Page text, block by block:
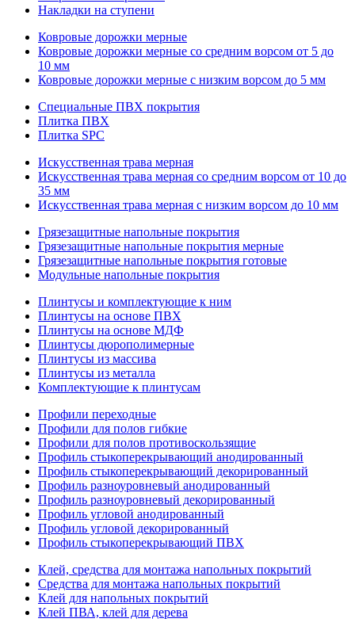
Накладки на ступени
Ковровые дорожки мерные
Ковровые дорожки мерные со средним ворсом от 5 до
10 мм
Ковровые дорожки мерные с низким ворсом до 5 мм
Специальные ПВХ покрытия
Плитка ПВХ
Плитка SPC
Искуccтвенная трава мерная
Искусственная трава мерная со средним ворсом от 10 до
35 мм
Искусственная трава мерная с низким ворсом до 10 мм
Грязезащитные напольные покрытия
Грязезащитные напольные покрытия мерные
Грязезащитные напольные покрытия готовые
Модульные напольные покрытия
Плинтусы и комплектующие к ним
Плинтусы на основе ПВХ
Плинтусы на основе МДФ
Плинтусы дюрополимерные
Плинтусы из массива
Плинтусы из металла
Комплектующие к плинтусам
Профили переходные
Профили для полов гибкие
Профили для полов противоскользящие
Профиль стыкоперекрывающий анодированный
Профиль стыкоперекрывающий декорированный
Профиль разноуровневый анодированный
Профиль разноуровневый декорированный
Профиль угловой анодированный
Профиль угловой декорированный
Профиль стыкоперекрывающий ПВХ
Клей, средства для монтажа напольных покрытий
Средства для монтажа напольных покрытий
Клей для напольных покрытий
Клей ПВА, клей для дерева